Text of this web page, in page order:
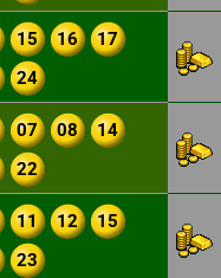
15 16
17
24
07 08
14
22
11 12
15
23